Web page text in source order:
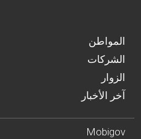
المواطن
الشركات
الزوار
آخر الأخبار
Mobigov